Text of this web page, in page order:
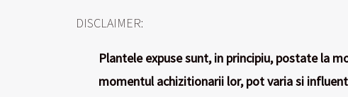
DISCLAIMER:
Plantele expuse sunt, in principiu, postate la
momentul achizitionarii lor, pot varia si